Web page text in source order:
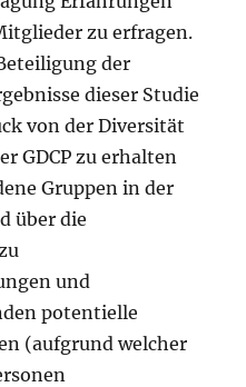
zu erfragen.
der
dieser Studie
von der Diversität
GDCP zu erhalten
Gruppen in der
über die
und
potentielle
(aufgrund welcher